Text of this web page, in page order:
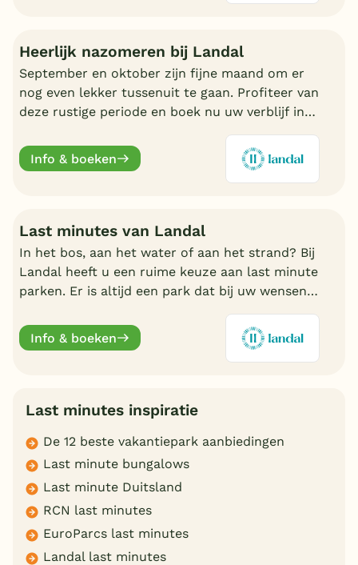
Heerlijk nazomeren bij Landal
September en oktober zijn fijne maand om er
nog even lekker tussenuit te gaan. Profiteer van
deze rustige periode en boek nu uw verblijf in
Info & boeken
Last minutes van Landal
In het bos, aan het water of aan het strand? Bij
Landal heeft u een ruime keuze aan last minute
parken. Er is altijd een park dat bij uw wensen
online.
Info & boeken
Last minutes inspiratie
De 12 beste vakantiepark aanbiedingen
Last minute bungalows
Last minute Duitsland
RCN last minutes
EuroParcs last minutes
Landal last minutes